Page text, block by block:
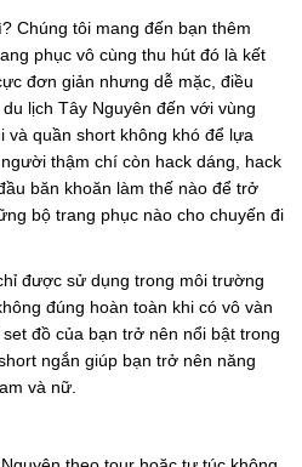
Chúng tôi mang đến bạn thêm
phục vô cùng thu hút đó là kết
đơn giản nhưng dễ mặc, điều
lịch Tây Nguyên đến với vùng
và quần short không khó để lựa
thậm chí còn hack dáng, hack
băn khoăn làm thế nào để trở
bộ trang phục nào cho chuyến đi
được sử dụng trong môi trường
đúng hoàn toàn khi có vô vàn
đồ của bạn trở nên nổi bật trong
ngắn giúp bạn trở nên năng
và nữ.